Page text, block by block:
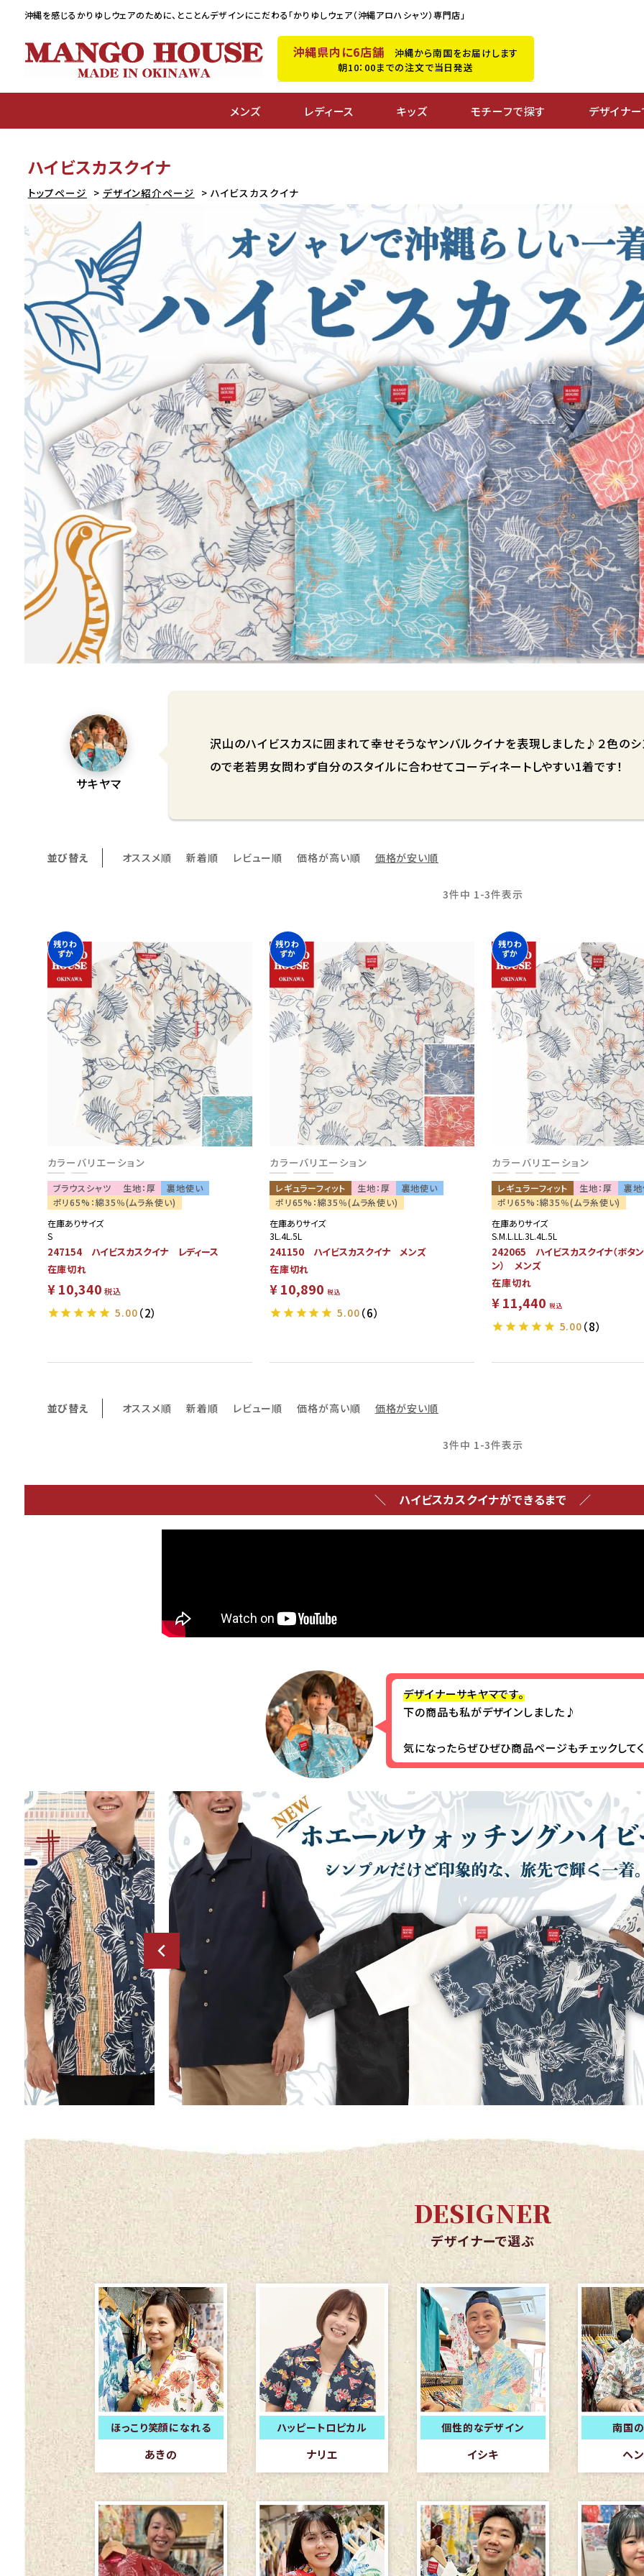
沖縄を感じるかりゆしウェアのために、 とことんデザインにこだわる「かりゆしウェア（沖縄アロハシャツ）専門店」
沖縄県内に6店舗 沖縄から南国をお届けします
朝10：00までの注文で当日発送
メンズ レディース キッズ モチーフで探す デザイナ
ハイビスカスクイナ
トップページ デザイン紹介ページ ハイビスカスクイナ
サキヤマ
沢山のハイビスカスに囲まれて幸せそうなヤンバルクイナを表現しました♪２色の
ので老若男女問わず自分のスタイルに合わせてコーディネートしやすい1着です！
並び替え オススメ順 新着順 レビュー順 価格が高い順 価格が安い順
3件中 1-3件表示
カラーバリエーション
ブラウスシャツ 生地：厚
裏地使い
ポリ65%：綿35％(ムラ糸使い)
残りわ
ずか
在庫ありサイズ
S
247154 ハイビスカスクイナ レディース
在庫切れ
¥ 10,340 税込
5.00 （2）
カラーバリエーション
レギュラーフィット 生地：厚
裏地使い
ポリ65%：綿35％(ムラ糸使い)
残りわ
ずか
在庫ありサイズ
3L.4L.5L
241150 ハイビスカスクイナ メンズ
在庫切れ
¥ 10,890 税込
5.00 （6）
カラーバリエーション
レギュラーフィット 生地：厚
裏
ポリ65%：綿35％(ムラ糸使い)
残りわ
ずか
在庫ありサイズ
S.M.L.LL.3L.4L.5L
242065 ハイビスカスクイナ（ボタ
ン） メンズ
在庫切れ
¥11,440 税込
5.00 （8）
並び替え オススメ順 新着順 レビュー順 価格が高い順 価格が安い順
3件中 1-3件表示
＼ ハイビスカスクイナができるまで ／
デザイナーサキヤマです。
下の商品も私がデザインしました♪
気になったらぜひぜひ商品ページもチェックして
DESIGNER
デザイナーで選ぶ
ほっこり笑顔になれる
あきの
ハッピートロピカル
ナリエ
個性的なデザイン
イシキ
南国
ヘ